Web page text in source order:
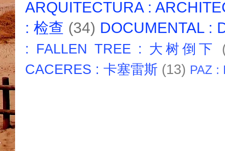
ARQUITECTURA :
: 检查 (34) DOCUMENTAL :
: FALLEN TREE : 大树倒下
CACERES : 卡塞雷斯 (13) PAZ :